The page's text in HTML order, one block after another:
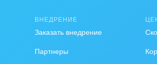
вручную, но и автоматически,
ее стоимость – 10 тысяч рублей.
Sales.
ВНЕДРЕНИЕ
Заказать внедрение
Партнеры